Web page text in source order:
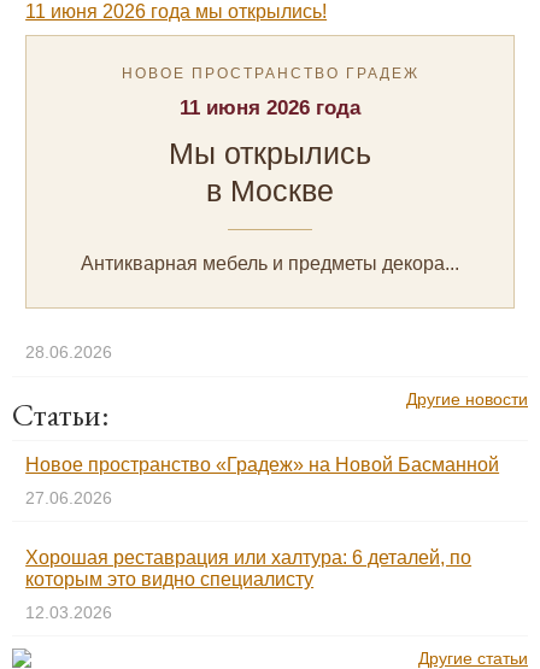
11 июня 2026 года мы открылись!
НОВОЕ ПРОСТРАНСТВО ГРАДЕЖ
11 июня 2026 года
Мы открылись
в Москве
Антикварная мебель и предметы декора...
28.06.2026
Другие новости
Статьи:
Новое пространство «Градеж» на Новой Басманной
27.06.2026
Хорошая реставрация или халтура: 6 деталей, по
которым это видно специалисту
12.03.2026
Другие статьи